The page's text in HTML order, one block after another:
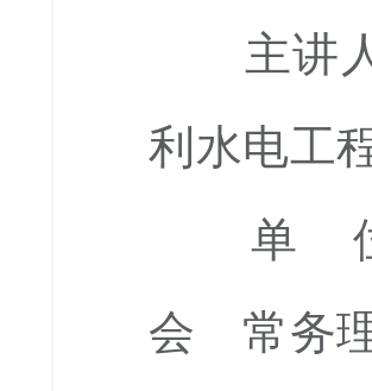
主讲
利水电工
单 位
会 常务